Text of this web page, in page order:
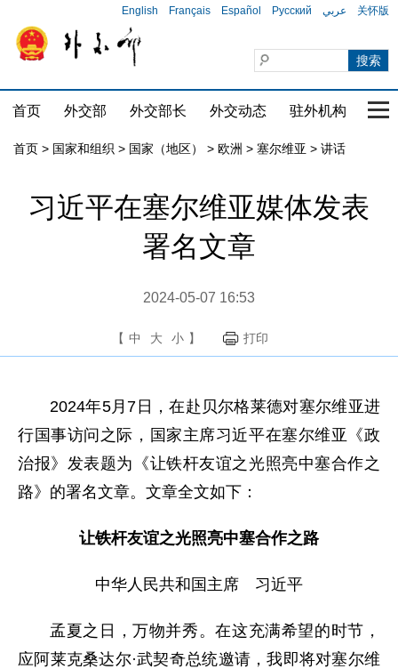
English Français Español Русский عربي 关怀版
首页 外交部 外交部长 外交动态 驻外机构 国
首页 > 国家和组织 > 国家（地区） > 欧洲 > 塞尔维亚 > 讲话
习近平在塞尔维亚媒体发表
署名文章
2024-05-07 16:53
【 中 大 小 】 打印
2024年5月7日，在赴贝尔格莱德对塞尔维亚进
行国事访问之际，国家主席习近平在塞尔维亚《政
治报》发表题为《让铁杆友谊之光照亮中塞合作之
路》的署名文章。文章全文如下：
让铁杆友谊之光照亮中塞合作之路
中华人民共和国主席 习近平
孟夏之日，万物并秀。在这充满希望的时节，
应阿莱克桑达尔·武契奇总统邀请，我即将对塞尔维